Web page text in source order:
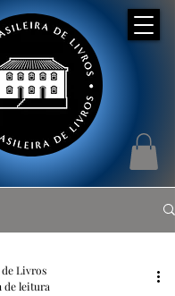
de Livros
de leitura